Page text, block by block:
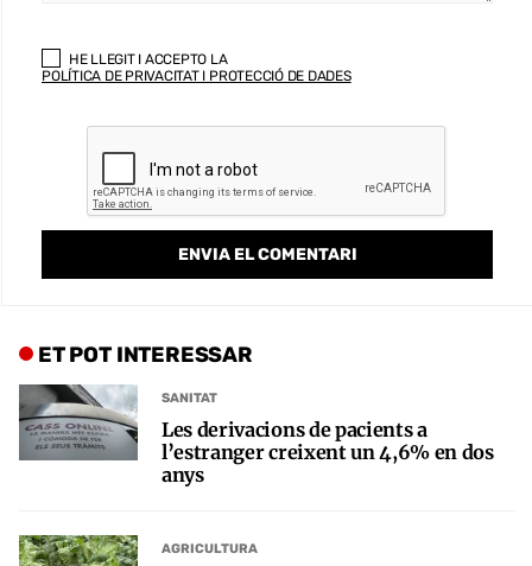
HE LLEGIT I ACCEPTO LA
POLÍTICA DE PRIVACITAT I PROTECCIÓ DE DADES
ET POT INTERESSAR
SANITAT
Les derivacions de pacients a
l’estranger creixent un 4,6% en dos
anys
AGRICULTURA